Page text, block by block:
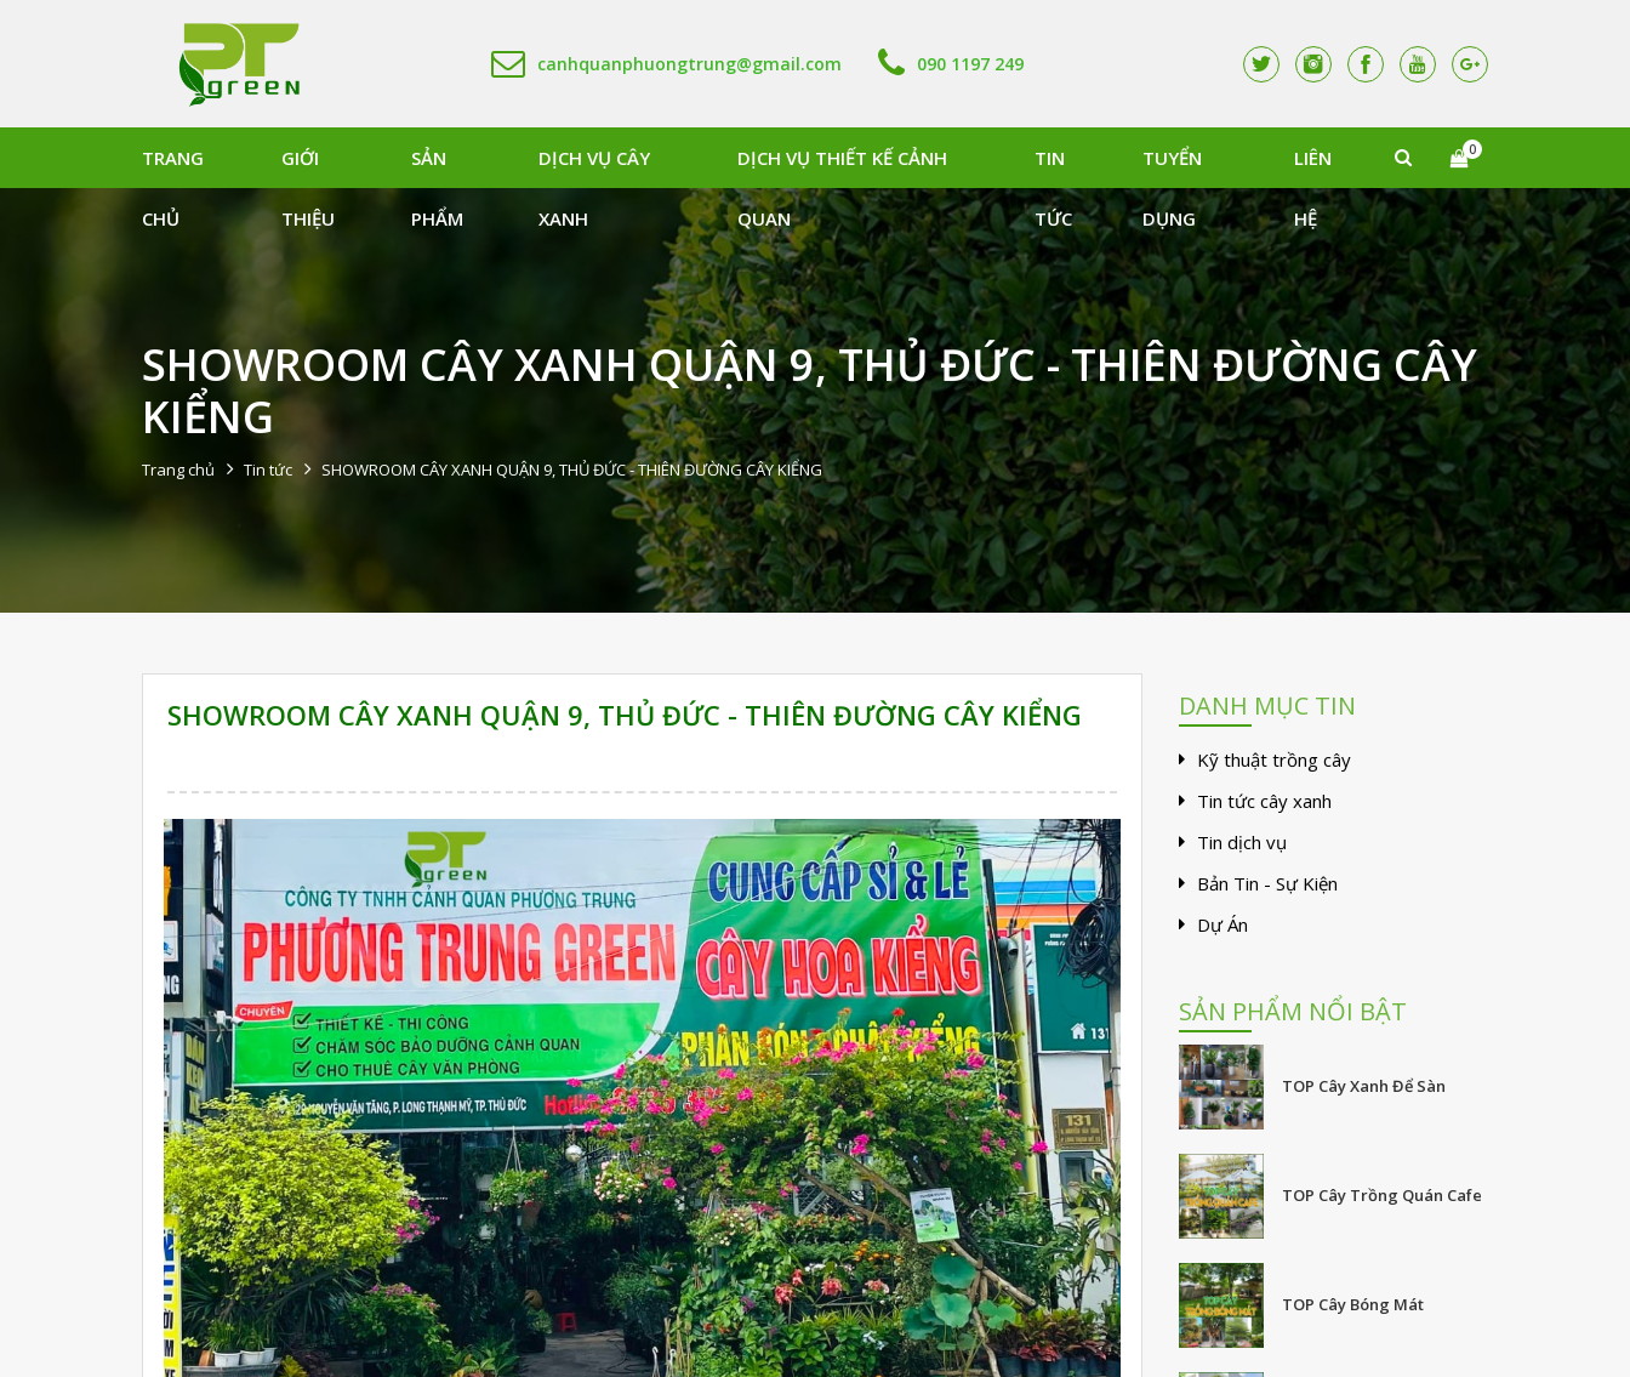
canhquanphuongtrung@gmail.com 090 1197 249
TRANG
CHỦ
GIỚI
THIỆU
SẢN
PHẨM
DỊCH VỤ CÂY
XANH
DỊCH VỤ THIẾT KẾ CẢNH
QUAN
TIN
TỨC
TUYỂN
DỤNG
LIÊN
HỆ
0
SHOWROOM CÂY XANH QUẬN 9, THỦ ĐỨC - THIÊN ĐƯỜNG CÂY
KIỂNG
Trang chủ Tin tức SHOWROOM CÂY XANH QUẬN 9, THỦ ĐỨC - THIÊN ĐƯỜNG CÂY KIỂNG
SHOWROOM CÂY XANH QUẬN 9, THỦ ĐỨC - THIÊN ĐƯỜNG CÂY KIỂNG DANH MỤC TIN
Kỹ thuật trồng cây
Tin tức cây xanh
Tin dịch vụ
Bản Tin - Sự Kiện
Dự Án
SẢN PHẨM NỔI BẬT
TOP Cây Xanh Để Sàn
TOP Cây Trồng Quán Cafe
TOP Cây Bóng Mát